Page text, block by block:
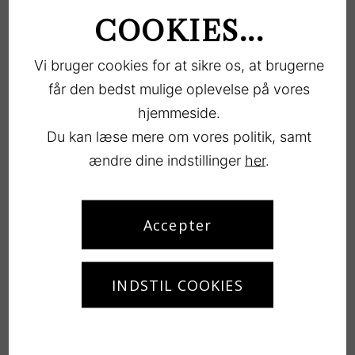
Kontakt
Køge & Vallø Camping
Strandvejen 102
4600 Køge
COOKIES...
Vi bruger cookies for at sikre os, at brugerne
får den bedst mulige oplevelse på vores
hjemmeside.
Du kan læse mere om vores politik, samt
ændre dine indstillinger her.
INDSTIL COOKIES
Accepter